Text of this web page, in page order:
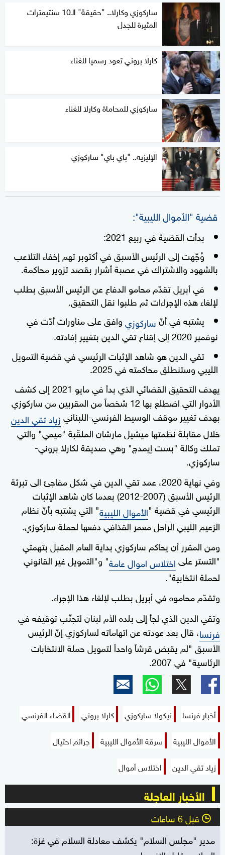
ساركوزي وكارلا.. "حقيقة" الـ10 سنتيمترات
المثيرة للجدل
كارلا بروني تعود رسميا للغناء
ساركوزي للمحاماة وكارلا للغناء
الإليزيه.. "باي باي" ساركوزي
قضية "الأموال الليبية":
بدأت القضية في ربيع 2021:
وُجّهت إلى الرئيس الأسبق في أكتوبر تهم إخفاء التلاعب
بالشهود والاشتراك في عصبة أشرار بقصد تزوير محاكمة.
في أبريل تقدّم محامو الدفاع عن الرئيس الأسبق بطلب
لإلغاء هذه الإجراءات ثم طلبوا نقل التحقيق.
يشتبه في أنّساركوزي وافق على مناورات أدّت في
نوفمبر 2020 إلى إقناع تقي الدين بتغيير إفادته.
تقي الدين هو شاهد الإثبات الرئيسي في قضية التمويل
الليبي وستنطلق محاكمته في 2025.
يهدف التحقيق القضائي الذي بدأ في مايو 2021 إلى كشف
الأدوار التي اضطلع بها 12 شخصاً من المقربين من ساركوزي
بهدف تغيير موقف الوسيط الفرنسي-اللبنانيزياد تقي الدين
خلال مقابلة نظمتها ميشيل مارشان الملقّبة "ميمي" والتي
تملك وكالة "بست إيمدج" وهي صديقة لكارلا بروني-
ساركوزي.
وفي نهاية 2020، عمد تقي الدين في شكل مفاجئ الى تبرئة
الرئيس الأسبق (2007-2012) بعدما كان شاهد الإثبات
الرئيسي في قضية "الأموال الليبية" التي يشتبه بأنّ نظام
الزعيم الليبي الراحل معمر القذافي دفعها لحملة ساركوزي.
ومن المقرر أن يحاكم ساركوزي بداية العام المقبل بتهمتي
"التستر علىاختلاس اموال عامة" و"التمويل غير القانوني
لحملة انتخابية".
وتقدّم محاموه في أبريل بطلب لإلغاء هذا الإجراء.
وتقي الدين الذي لجأ إلى بلده الأم لبنان لتجنّب توقيفه في
فرنسا، قال بعد عودته عن اتهاماته لساركوزي إنّ الرئيس
الأسبق "لم يقبض قرشاً واحداً لتمويل حملة الانتخابات
الرئاسية" في 2007.
أخبار فرنسا نيكولا ساركوزي كارلا بروني
القضاء الفرنسي
الأموال الليبية
سرقة الأموال الليبية
جرائم احتيال
زياد تقي الدين
اختلاس أموال
الأخبار العاجلة
l قبل 6 ساعات
مدير "مجلس السلام" يكشف معادلة السلام في غزة: